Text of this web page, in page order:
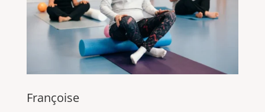
Françoise